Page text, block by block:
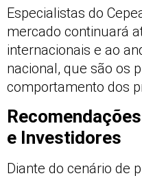
Especialistas do
mercado continuará
internacionais e ao
nacional, que são os
comportamento dos
e Investidores
Diante do cenário de